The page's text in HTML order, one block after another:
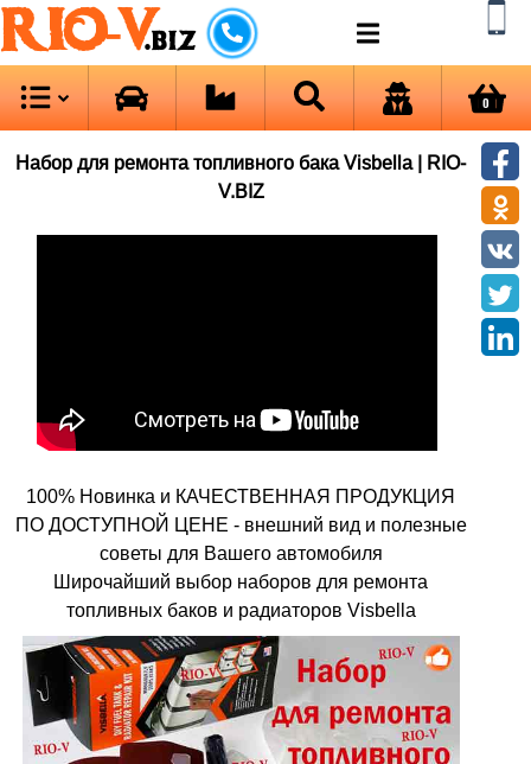
RIO-V.biz
0
Набор для ремонта топливного бака Visbella | RIO-
V.BIZ
100% Новинка и КАЧЕСТВЕННАЯ ПРОДУКЦИЯ
ПО ДОСТУПНОЙ ЦЕНЕ - внешний вид и полезные
советы для Вашего автомобиля
Широчайший выбор наборов для ремонта
топливных баков и радиаторов Visbella